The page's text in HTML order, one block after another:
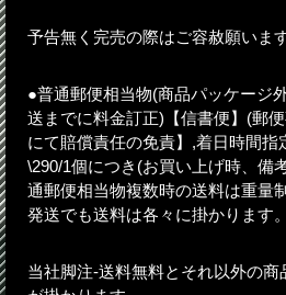
予告無く完売の際はご容赦願います
●普通郵便相当物(商品パッケージ
送までに料金訂正)【信書便】(郵
にて賠償責任の免責】,着日時間指
\290/1個につき(お買い上げ時、備
通郵便相当物複数時の送料は重量
発送でも送料は各々に掛かります。
当社脚注-送料無料とそれ以外の